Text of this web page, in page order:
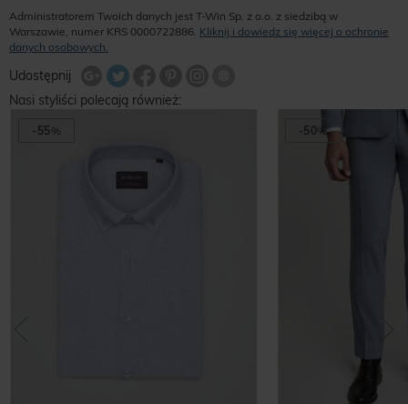
Administratorem Twoich danych jest T-Win Sp. z o.o. z siedzibą w
Warszawie, numer KRS 0000722886. Kliknij i dowiedz się więcej o ochronie
danych osobowych.
Udostępnij
Share FacebookUdostępnij na Google+
Udostępnij na Google+
Nasi styliści polecają również:
-55% -50 %